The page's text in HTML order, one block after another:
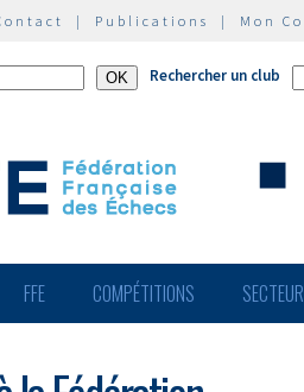
| Publications | Mon
Rechercher un club
FFE COMPÉTITIONS